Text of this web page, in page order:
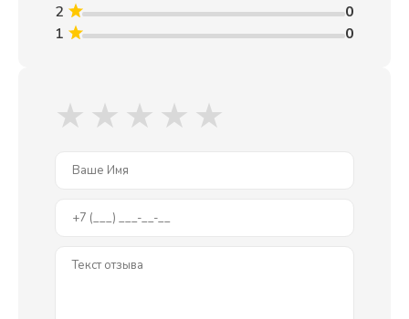
для использования в качестве накладки грифа. Она
производит сильное основное звучание с акцентом на
2
0
1
0
★ ★ ★ ★ ★